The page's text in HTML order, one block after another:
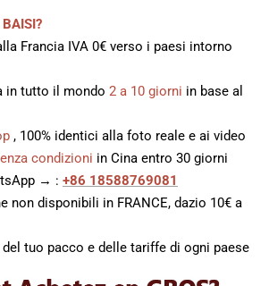
Francia IVA 0€ verso i paesi intorno
in tutto il mondo 2 a 10 giorni in base al
, 100% identici alla foto reale e ai video
condizioni in Cina entro 30 giorni
→ : +86 18588769081
non disponibili in FRANCE, dazio 10€ a
tuo pacco e delle tariffe di ogni paese